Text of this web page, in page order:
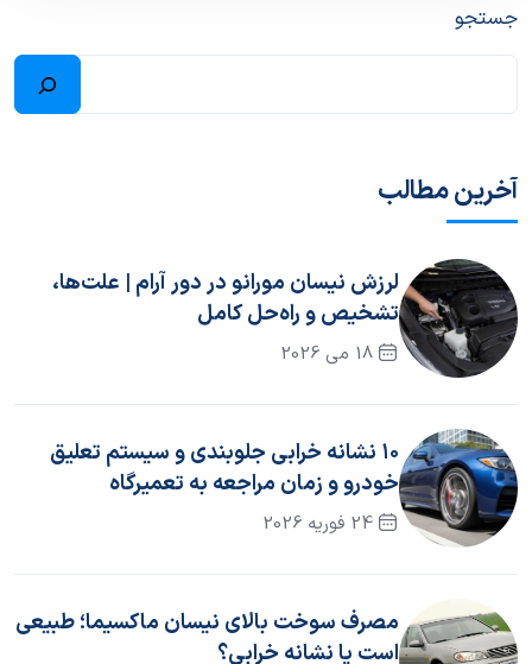
جستجو
آخرین مطالب
لرزش نیسان مورانو در دور آرام | علت‌ها،
تشخیص و راه‌حل کامل
18 می 2026
۱۰ نشانه خرابی جلوبندی و سیستم تعلیق
خودرو و زمان مراجعه به تعمیرگاه
24 فوریه 2026
مصرف سوخت بالای نیسان ماکسیما؛ طبیعی
است یا نشانه خرابی؟